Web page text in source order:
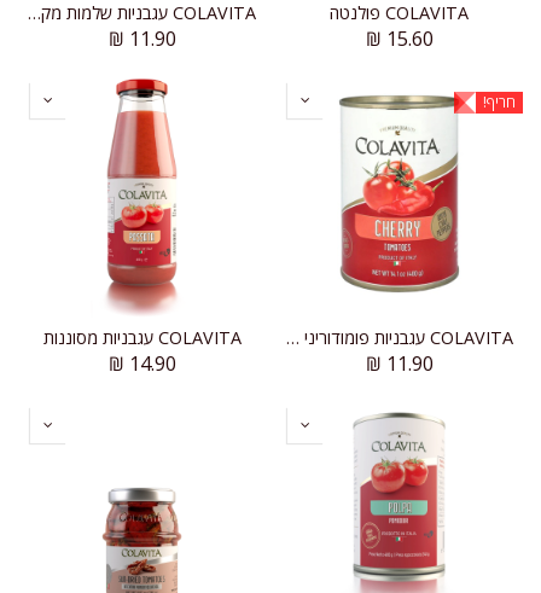
COLAVITA פולנטה
15.60
₪
COLAVITA עגבניות שלמות מקולפות פלטי
11.90
₪
חריף!
COLAVITA עגבניות פומודוריני פיקנטי
11.90
₪
COLAVITA עגבניות מסוננות
14.90
₪